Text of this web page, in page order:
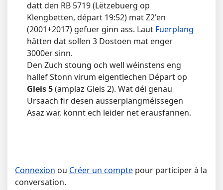
datt den RB 5719 (Lëtzebuerg op
Klengbetten, départ 19:52) mat Z2'en
(2001+2017) gefuer ginn ass. Laut Fuerplang
hätten dat sollen 3 Dostoen mat enger
3000er sinn.
Den Zuch stoung och well wéinstens eng
hallef Stonn virum eigentlechen Départ op
Gleis 5(amplaz Gleis 2). Wat déi genau
Ursaach fir dësen ausserplangméissegen
Asaz war, konnt ech leider net erausfannen.
Connexion ou Créer un compte pour participer à la
conversation.